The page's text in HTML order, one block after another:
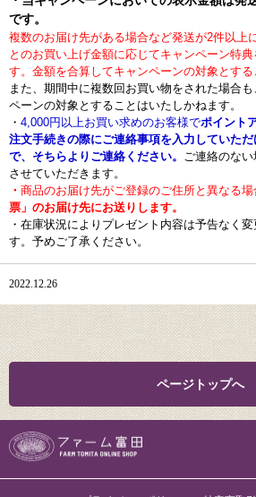
です。
複数のお届け先がある場合など発送が2件以上
とのお買い上げ金額に応じてキャンペーン特
す。金額を合算してキャンペーンの対象とする
また、期間中に複数回お買い物をされた場合
ペーンの対象とすることはいたしかねます。
・ 4,000円以上お買い求めのお客様でポイント
注文手続きの際にご連絡事項を入力していた
で、そちらよりご連絡ください。 ご連絡のな
させていただきます。
・ 商品のお届け先がご登録のご住所と異なる場
票」のお届け先にお送りします。
・在庫状況によりプレゼント内容は予告なく
す。予めご了承ください。
2022.12.26
ページトップへ